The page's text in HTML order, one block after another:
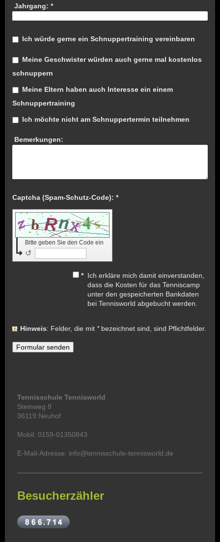
Jahrgang: *
Ich würde gerne ein Schnuppertraining vereinbaren
Meine Geschwister würden auch gerne mal kostenlos
schnuppern
Meine Eltern haben auch Interesse ein einem
Schnuppertraining
Ich möchte nicht am Schnuppertermin teilnehmen
Bemerkungen:
Captcha (Spam-Schutz-Code): *
Bitte geben Sie den Code ein
↺
* Ich erkläre mich damit einverstanden,
dass die Kosten für das Tenniscamp
unter den gespeicherten Bankdaten
bei Tennisworld abgebucht werden.
Hinweis : Felder, die mit *bezeichnet sind, sind Pflichtfelder.
Tennisschule Tennisworld
Steinweg 8
36119 Neuhof
Mobil: 0159-01350843
E-Mail-Adresse: info@tennisschule-tennisworld.de
Besucherzähler